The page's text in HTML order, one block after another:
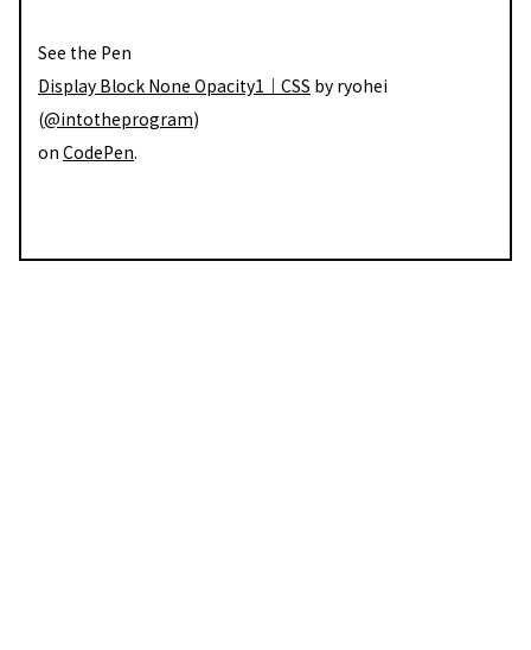
See the Pen
Display Block None Opacity1｜CSS by ryohei
(@intotheprogram)
on CodePen.